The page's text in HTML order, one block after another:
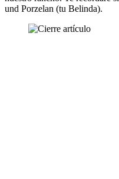
und Porzelan (tu Belinda).